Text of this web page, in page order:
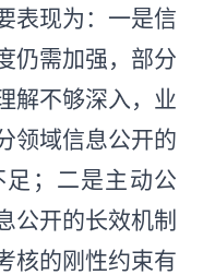
表现为：一是信
仍需加强，部分
解不够深入，业
领域信息公开的
；二是主动公
公开的长效机制
核的刚性约束有